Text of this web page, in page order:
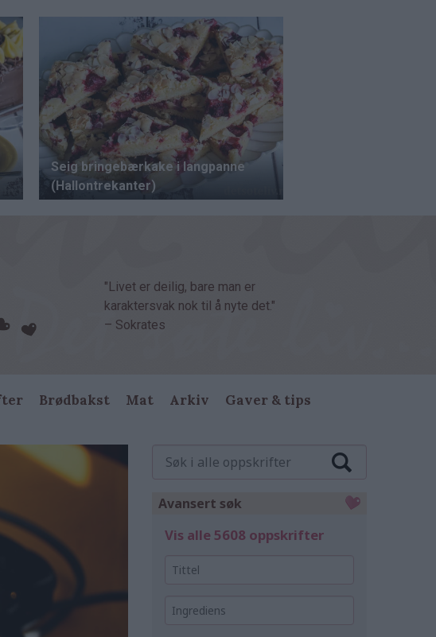
"Livet er deilig, bare man er
karaktersvak nok til å nyte det."
– Sokrates
Brødbakst Mat Arkiv Gaver & tips
Avansert søk
Vis alle 5608 oppskrifter